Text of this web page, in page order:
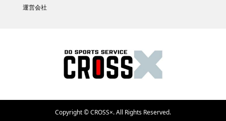
運営会社
Copyright ©CROSS×. All Rights Reserved.